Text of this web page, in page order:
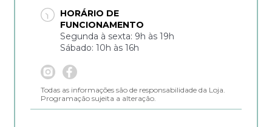
HORÁRIO DE
FUNCIONAMENTO
Segunda à sexta: 9h às 19h
Sábado: 10h às 16h
Todas as informações são de responsabilidade da Loja.
Programação sujeita a alteração.